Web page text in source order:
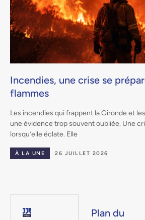
Incendies, une crise se
flammes
Les incendies qui frappent la Gironde et
une évidence trop souvent oubliée. Une
lorsqu’elle éclate. Elle
26 JUILLET 2026
À LA UNE
Plan du